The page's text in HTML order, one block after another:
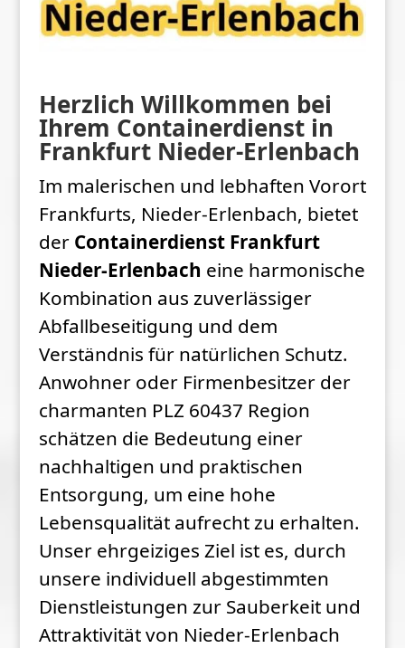
Herzlich Willkommen bei
Ihrem Containerdienst in
Frankfurt Nieder-Erlenbach
Im malerischen und lebhaften Vorort
Frankfurts, Nieder-Erlenbach, bietet
der Containerdienst Frankfurt
Nieder-Erlenbach eine harmonische
Kombination aus zuverlässiger
Abfallbeseitigung und dem
Verständnis für natürlichen Schutz.
Anwohner oder Firmenbesitzer der
charmanten PLZ 60437 Region
schätzen die Bedeutung einer
nachhaltigen und praktischen
Entsorgung, um eine hohe
Lebensqualität aufrecht zu erhalten.
Unser ehrgeiziges Ziel ist es, durch
unsere individuell abgestimmten
Dienstleistungen zur Sauberkeit und
Attraktivität von Nieder-Erlenbach